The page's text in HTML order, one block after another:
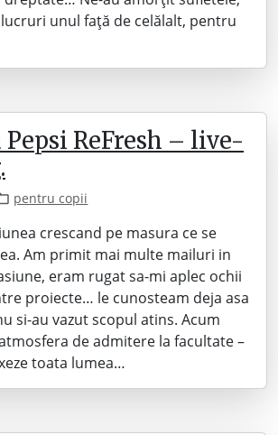
unul față de celălalt, pentru
Pepsi ReFresh – live-
pentru copii
crescand pe masura ce se
Am primit mai multe mailuri in
eram rugat sa-mi aplec ochii
proiecte… le cunosteam deja asa
si-au vazut scopul atins. Acum
de admitere la facultate –
toata lumea…